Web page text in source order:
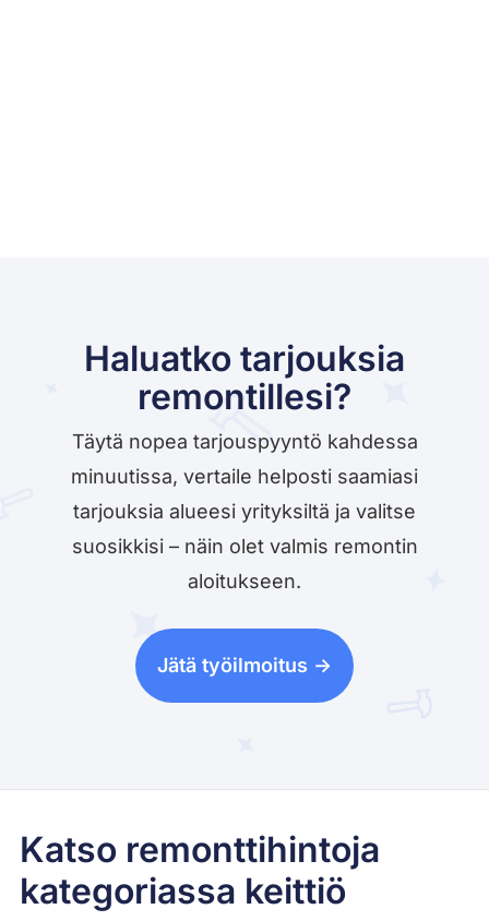
Haluatko tarjouksia
remontillesi?
Täytä nopea tarjouspyyntö kahdessa
minuutissa, vertaile helposti saamiasi
tarjouksia alueesi yrityksiltä ja valitse
suosikkisi – näin olet valmis remontin
aloitukseen.
Jätä työilmoitus ->
Katso remonttihintoja
kategoriassa keittiö